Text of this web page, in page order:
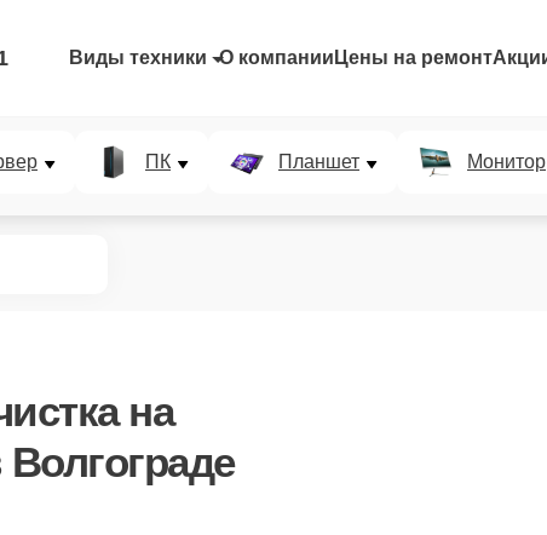
Виды техники О компании Цены на ремонт
ПК Планшет Монитор
на